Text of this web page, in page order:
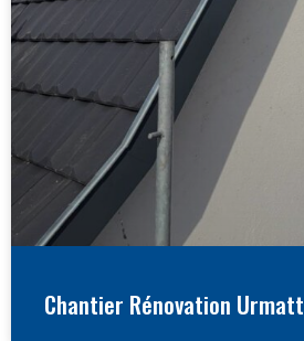
Chantier Rénovation Urmatt